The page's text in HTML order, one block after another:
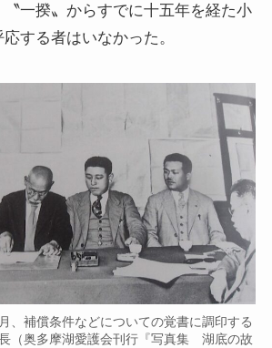
一揆〟からすでに十五年を経た小
する者はいなかった。
、補償条件などについての覚書に調印する
（奥多摩湖愛護会刊行『写真集 湖底の故